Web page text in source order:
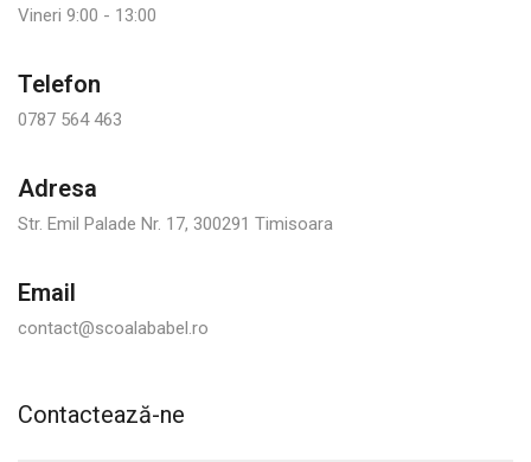
Vineri 9:00 - 13:00
Telefon
0787 564 463
Adresa
Str. Emil Palade Nr. 17, 300291 Timisoara
Email
contact@scoalababel.ro
Contactează-ne